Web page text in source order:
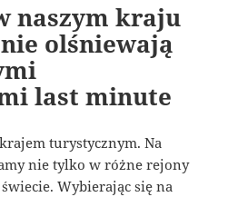
naszym kraju
olśniewają
last minute
turystycznym. Na
nie tylko w różne rejony
Wybierając się na